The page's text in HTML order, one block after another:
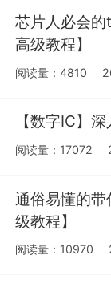
芯片人必会
高级教程】
阅读量：4810
【数字IC】
阅读量：17072
通俗易懂的
级教程】
阅读量：10970